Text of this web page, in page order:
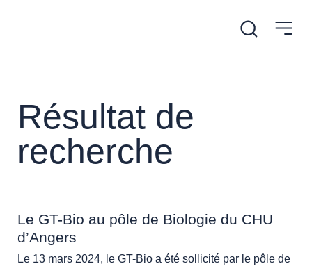
Résultat de
recherche
Le GT-Bio au pôle de Biologie du CHU
d’Angers
Le 13 mars 2024, le GT-Bio a été sollicité par le pôle de